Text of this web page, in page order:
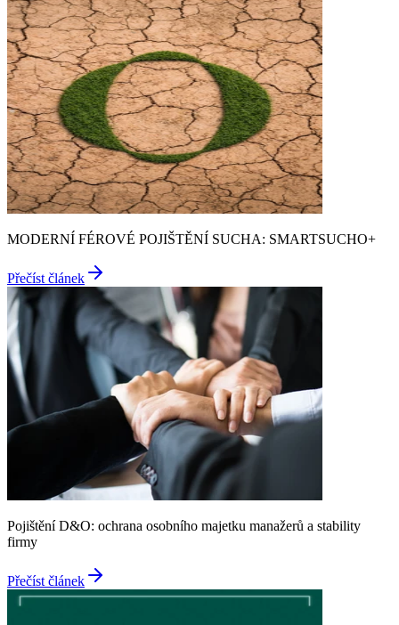
MODERNÍ FÉROVÉ POJIŠTĚNÍ SUCHA: SMARTSUCHO+
Přečíst článek
Pojištění D&O: ochrana osobního majetku manažerů a stability
firmy
Přečíst článek